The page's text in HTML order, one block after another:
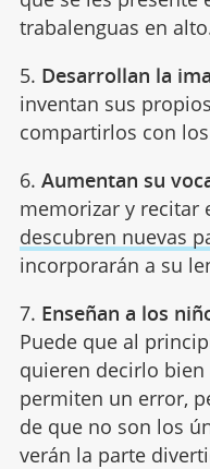
trabalenguas en
5. Desarrollan la
inventan sus
compartirlos con
6. Aumentan su
memorizar y recitar
descubren nuevas
incorporarán a su
7. Enseñan a los
Puede que al
quieren decirlo
permiten un error,
de que no son los
verán la parte